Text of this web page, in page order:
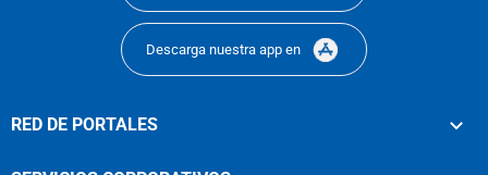
Descarga nuestra app en
RED DE PORTALES